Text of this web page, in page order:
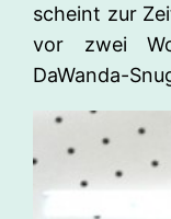
scheint zur
vor zwei
DaWanda-